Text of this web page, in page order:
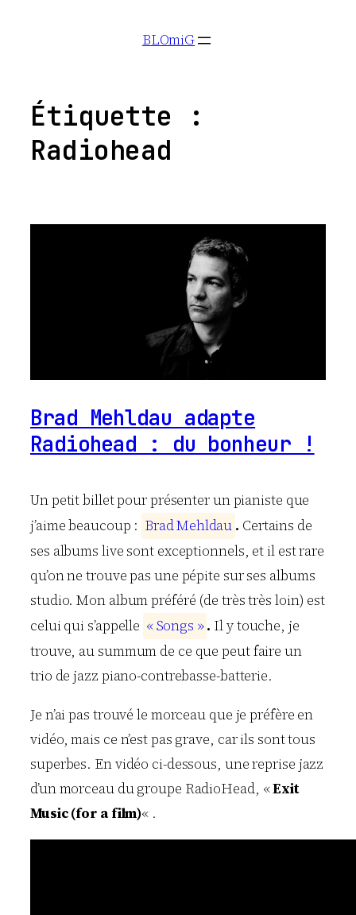
BLOmiG
Étiquette :
Radiohead
Brad Mehldau adapte
Radiohead : du bonheur !
Un petit billet pour présenter un pianiste que
j’aime beaucoup : BradMehldau . Certains de
ses albums live sont exceptionnels, et il est rare
qu’on ne trouve pas une pépite sur ses albums
studio. Mon album préféré (de très très loin) est
celui qui s’appelle «Songs ». Il y touche, je
trouve, au summum de ce que peut faire un
trio de jazz piano-contrebasse-batterie.
Je n’ai pas trouvé le morceau que je préfère en
vidéo, mais ce n’est pas grave, car ils sont tous
superbes. En vidéo ci-dessous, une reprise jazz
d’un morceau du groupe RadioHead, «Exit
Music (for a film)« .